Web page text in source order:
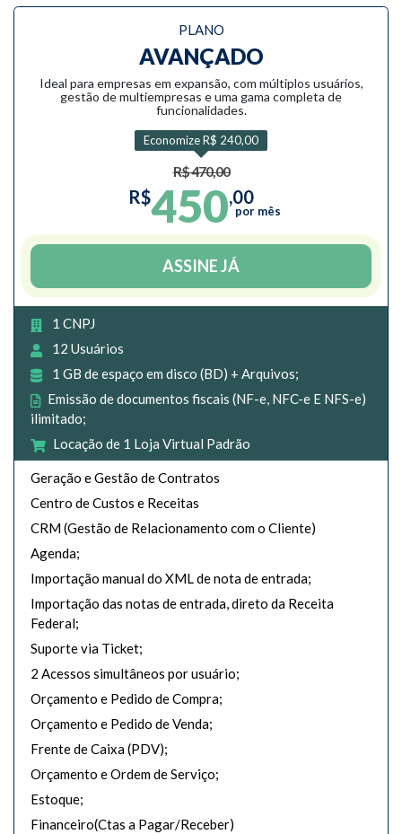
PLANO
AVANÇADO
Ideal para empresas em expansão, com múltiplos usuários,
gestão de multiempresas e uma gama completa de
funcionalidades.
Economize R$ 240,00
R$ 470,00
R$450,00
por mês
ASSINE JÁ
1 CNPJ
12 Usuários
1 GB de espaço em disco (BD) + Arquivos;
Emissão de documentos fiscais (NF-e, NFC-e E NFS-e)
ilimitado;
Locação de 1 Loja Virtual Padrão
Geração e Gestão de Contratos
Centro de Custos e Receitas
CRM (Gestão de Relacionamento com o Cliente)
Agenda;
Importação manual do XML de nota de entrada;
Importação das notas de entrada, direto da Receita
Federal;
Suporte via Ticket;
2 Acessos simultâneos por usuário;
Orçamento e Pedido de Compra;
Orçamento e Pedido de Venda;
Frente de Caixa (PDV);
Orçamento e Ordem de Serviço;
Estoque;
Financeiro(Ctas a Pagar/Receber)